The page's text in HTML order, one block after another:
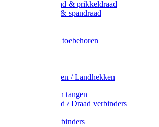
Metaal draad & prikkeldraad
Binddraad & spandraad
Afrasternet toebehoren
Weidehekken / Landhekken
Spanners en tangen
Lint / Koord / Draad verbinders
Litzclip verbinders